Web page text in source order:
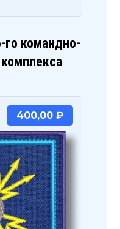
го командно-
400,00 ₽